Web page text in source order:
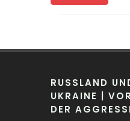
RUSSLAND
UKRAINE |
DER